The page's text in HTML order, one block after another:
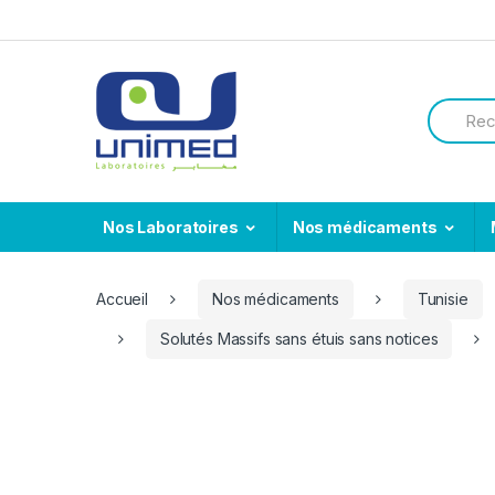
to
to
Search
for:
Nos Laboratoires Nos médicaments
Accueil Nos médicaments Tunisie
Solutés Massifs sans étuis sans notices